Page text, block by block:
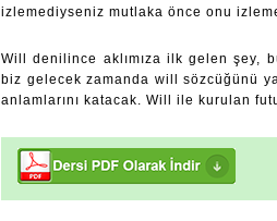
izlemediyseniz mutlaka önce onu
Will denilince aklımıza ilk gelen şey,
biz gelecek zamanda will sözcüğünü
anlamlarını katacak. Will ile kurulan